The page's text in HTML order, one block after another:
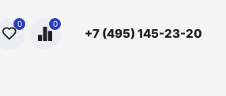
0 0
+7 (495) 145-23-20